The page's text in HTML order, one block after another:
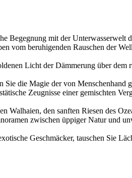
Begegnung mit der Unterwasserwelt
vom beruhigenden Rauschen der
Licht der Dämmerung über dem
Sie die Magie der von Menschenhand
Zeugnisse einer gemischten
Walhaien, den sanften Riesen des
zwischen üppiger Natur und
Geschmäcker, tauschen Sie